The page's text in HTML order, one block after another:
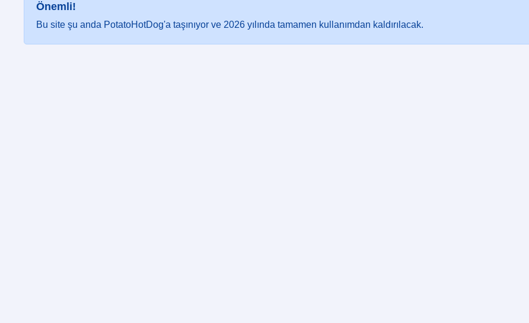
Önemli!
Bu site şu anda PotatoHotDog'a taşınıyor ve 2026 yılında tamamen kullanımdan kaldırılacak.